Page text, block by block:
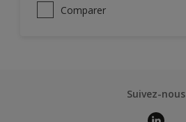
Comparer
Suivez-nous